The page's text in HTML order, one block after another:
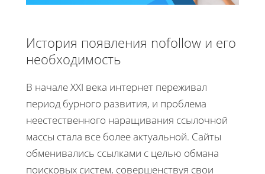
История появления nofollow и его
необходимость
В начале XXI века интернет переживал
период бурного развития, и проблема
неестественного наращивания ссылочной
массы стала все более актуальной. Сайты
обменивались ссылками с целью обмана
поисковых систем, совершенствуя свои